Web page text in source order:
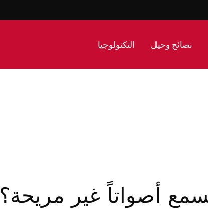
نصائح وحيل التكنولوجيا
أصواتاً غير مريحة؟